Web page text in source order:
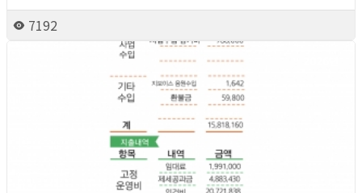
7192